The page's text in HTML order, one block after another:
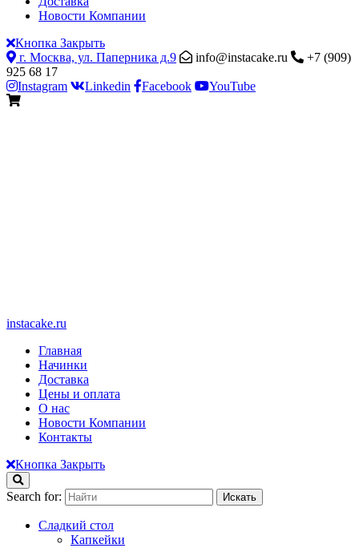
Новости Компании
Кнопка Закрыть
г. Москва, ул. Паперника д.9
info@instacake.ru
+7 (909)
925 68 17
Instagram
Linkedin Facebook YouTube
instacake.ru
Главная
Начинки
Доставка
Цены и оплата
О нас
Новости Компании
Контакты
Кнопка Закрыть
Search for:
Сладкий стол
Капкейки